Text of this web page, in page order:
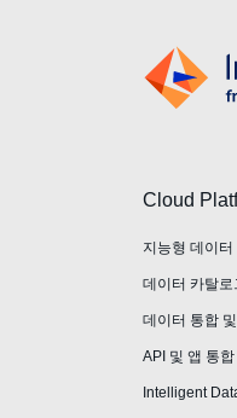
Cloud
지능형 데이
데이터 카탈로
데이터 통합
API 및 앱 통합
Intelligent